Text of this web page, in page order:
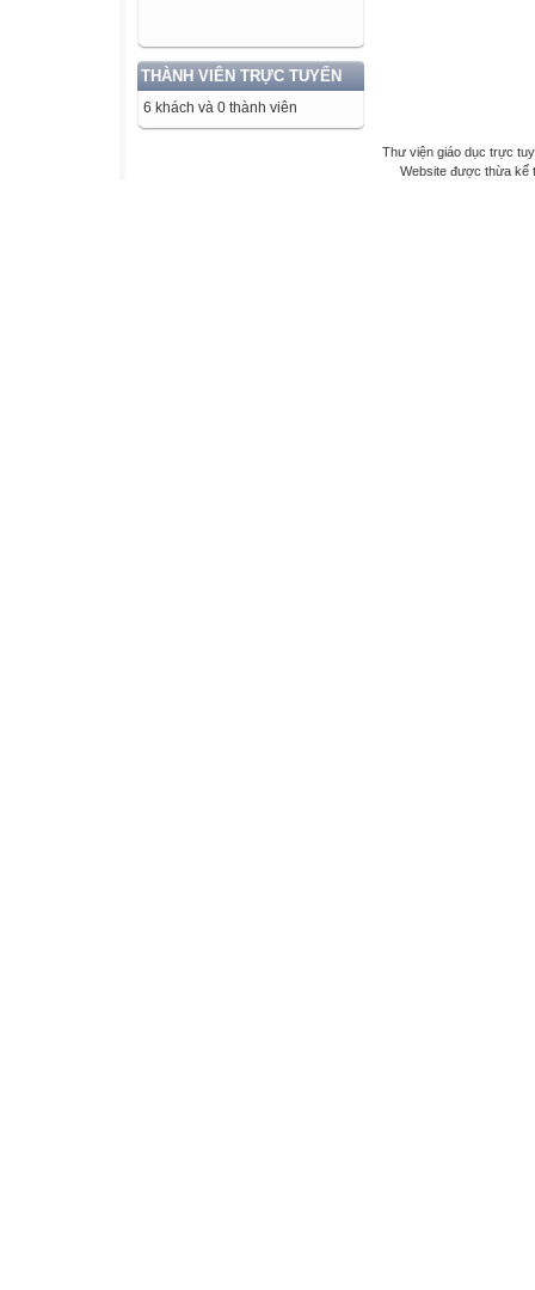
THÀNH VIÊN TRỰC TUYẾN
6 khách và 0 thành viên
Thư viện giáo dục trực
Website được thừa kế